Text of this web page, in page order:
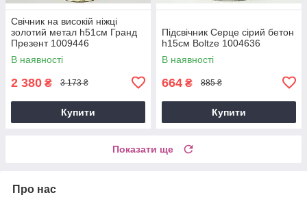
Свічник на високій ніжці
золотий метал h51см Гранд
Презент 1009446
В наявності
2 380 ₴ 3 173 ₴
Купити
Підсвічник Серце сірий бетон
h15см Boltze 1004636
В наявності
664 ₴ 885 ₴
Купити
Показати ще
Про нас